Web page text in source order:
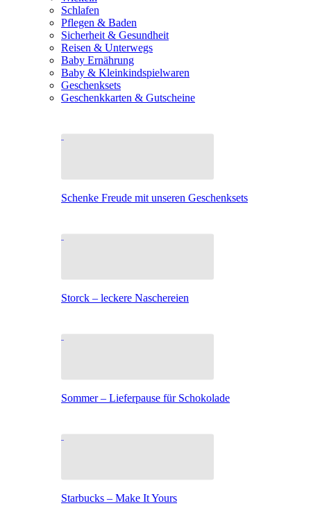
Schlafen
Pflegen & Baden
Sicherheit & Gesundheit
Reisen & Unterwegs
Baby Ernährung
Baby & Kleinkindspielwaren
Geschenksets
Geschenkkarten & Gutscheine
Schenke Freude mit unseren Geschenksets
Storck – leckere Naschereien
Sommer – Lieferpause für Schokolade
Starbucks – Make It Yours